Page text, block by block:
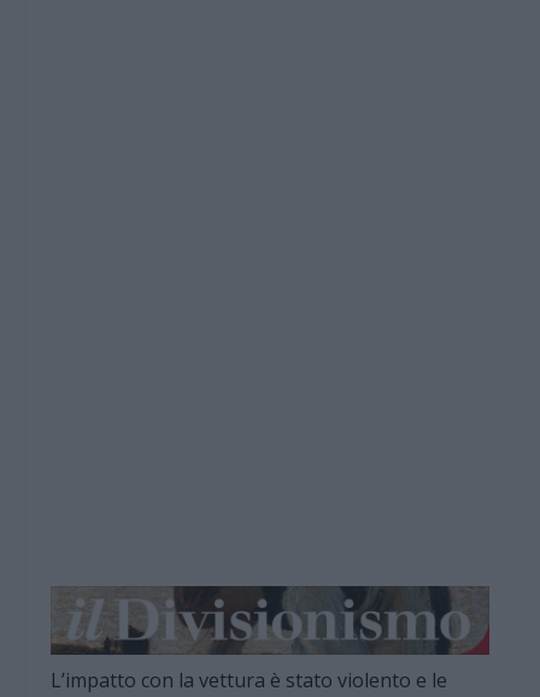
L’impatto con la vettura è stato violento e le